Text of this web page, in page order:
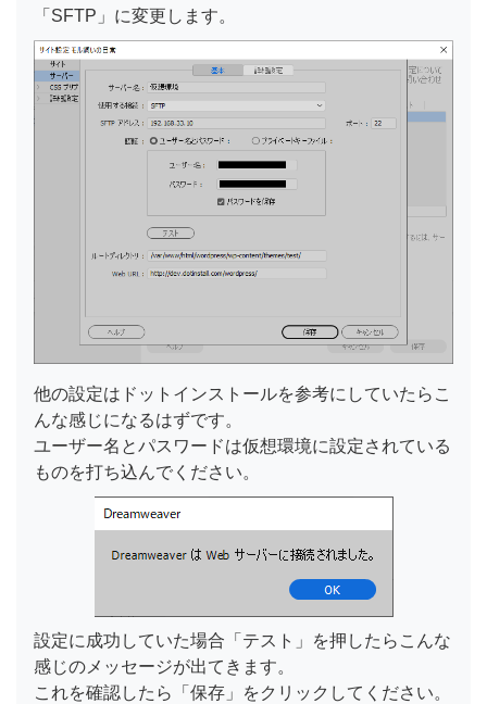
「SFTP」に変更します。
他の設定はドットインストールを参考にしていたらこ
んな感じになるはずです。
ユーザー名とパスワードは仮想環境に設定されている
ものを打ち込んでください。
設定に成功していた場合「テスト」を押したらこんな
感じのメッセージが出てきます。
これを確認したら「保存」をクリックしてください。